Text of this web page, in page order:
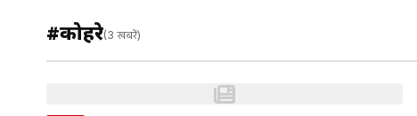
#कोहरे(3 खबरें)